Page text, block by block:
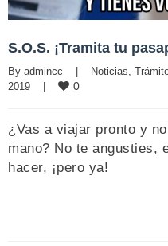
S.O.S. ¡Tramita tu
By admincc | Noticias
2019 | 0
¿Vas a viajar pronto y
mano? No te angusties,
hacer, ¡pero ya!